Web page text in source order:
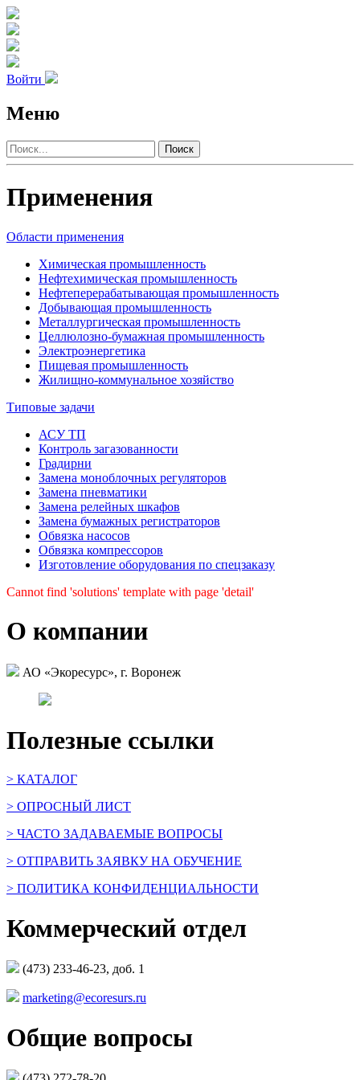
Войти
Меню
Поиск
Применения
Области применения
Химическая промыш­ленность
Нефте­хими­ческая промыш­ленность
Нефте­­перераба­тываю­щая промыш­ленность
Добы­вающая промыш­ленность
Метал­лурги­ческая промыш­ленность
Целлюлозно-бумаж­ная промыш­ленность
Электро­энергетика
Пищевая промыш­ленность
Жилищно-коммуналь­ное хозяйство
Типовые задачи
АСУ ТП
Контроль загазованности
Градирни
Замена моноблочных регуляторов
Замена пневматики
Замена релейных шкафов
Замена бумажных регистраторов
Обвязка насосов
Обвязка компрессоров
Изготовление оборудования по спецзаказу
Cannot find 'solutions' template with page 'detail'
О компании
АО «Экоресурс», г. Воронеж
Полезные ссылки
> КАТАЛОГ
> ОПРОСНЫЙ ЛИСТ
> ЧАСТО ЗАДАВАЕМЫЕ ВОПРОСЫ
> ОТПРАВИТЬ ЗАЯВКУ НА ОБУЧЕНИЕ
> ПОЛИТИКА КОНФИДЕНЦИАЛЬНОСТИ
Коммерческий отдел
(473) 233-46-23, доб. 1
marketing@ecoresurs.ru
Общие вопросы